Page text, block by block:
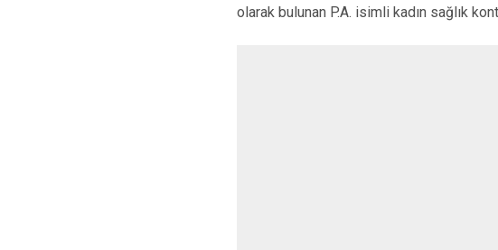
olarak bulunan P.A. isimli kadın sağlık